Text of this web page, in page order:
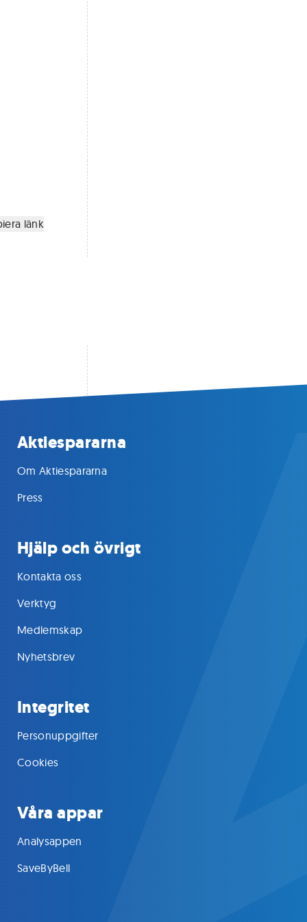
länk
Aktiespararna
Om Aktiespararna
Press
Hjälp och övrigt
Kontakta oss
Verktyg
Medlemskap
Nyhetsbrev
Integritet
Personuppgifter
Cookies
Våra appar
Analysappen
SaveByBell